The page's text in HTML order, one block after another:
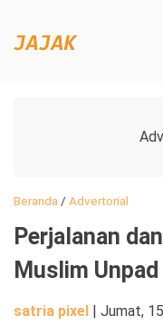
Beranda / Advertorial
Perjalanan
Muslim
satria pixel | Jumat,